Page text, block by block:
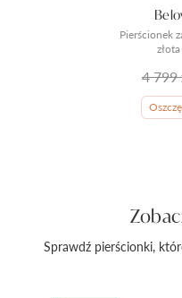
Pierścionek
4 799
Sprawdź pierścionki,